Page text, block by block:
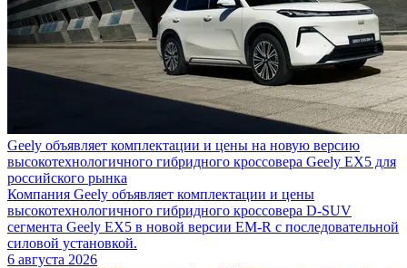
Geely объявляет комплектации и цены на новую версию
высокотехнологичного гибридного кроссовера Geely EX5 для
российского рынка
Компания Geely объявляет комплектации и цены
высокотехнологичного гибридного кроссовера D-SUV
сегмента Geely EX5 в новой версии EM-R с последовательной
силовой установкой.
6 августа 2026